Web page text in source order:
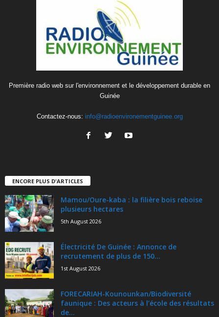
Première radio web sur l'environnement et le développement durable en
Guinée
Contactez-nous: info@radioenvironementguinee.org
ENCORE PLUS D'ARTICLES
Mamou/Oure-kaba : la filière bois reboise
plusieurs hectares
5th August 2026
Électricité De Guinée : Annonce de
recrutement de plus de 150...
1st August 2026
FORECARIAH-Kounounkan/Biodiversité
faunique : Des acteurs à l’école des résultats
de...